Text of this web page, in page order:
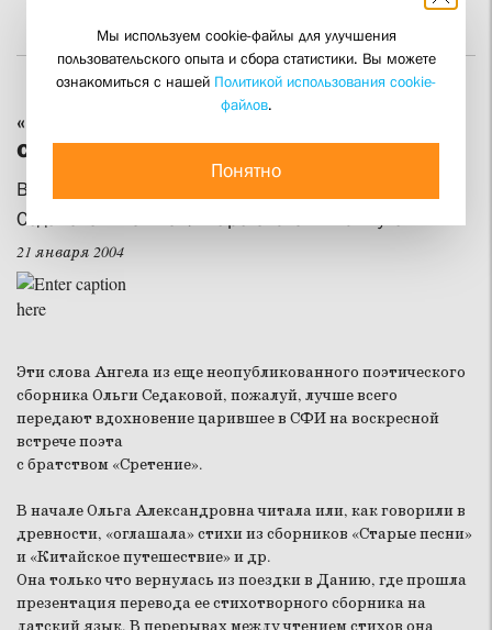
«Готов ли ты к необычайному
счастью?»
Встреча братства "Сретение" с поэтом Ольгой
Седаковой в Свято-Филаретовском институте
21 января 2004
Эти слова Ангела из еще неопубликованного поэтического
сборника Ольги Седаковой, пожалуй, лучше всего
передают вдохновение царившее в СФИ на воскресной
встрече поэта
с братством «Сретение».
В начале Ольга Александровна читала или, как говорили в
древности, «оглашала» стихи из сборников «Старые песни»
и «Китайское путешествие» и др.
Она только что вернулась из поездки в Данию, где прошла
презентация перевода ее стихотворного сборника на
Мы используем cookie-файлы для улучшения
пользовательского опыта и сбора статистики. Вы можете
ознакомиться с нашей Политикой использования cookie-
файлов.
Понятно